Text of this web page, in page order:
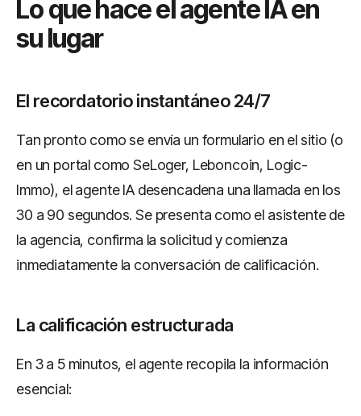
Lo que hace el agente IA en
su lugar
El recordatorio instantáneo 24/7
Tan pronto como se envía un formulario en el sitio (o
en un portal como SeLoger, Leboncoin, Logic-
Immo), el agente IA desencadena una llamada en los
30 a 90 segundos. Se presenta como el asistente de
la agencia, confirma la solicitud y comienza
inmediatamente la conversación de calificación.
La calificación estructurada
En 3 a 5 minutos, el agente recopila la información
esencial: